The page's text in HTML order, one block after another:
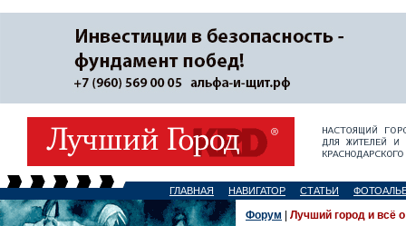
ГЛАВНАЯ НАВИГАТОР СТАТЬИ
Форум Лучший город и всё